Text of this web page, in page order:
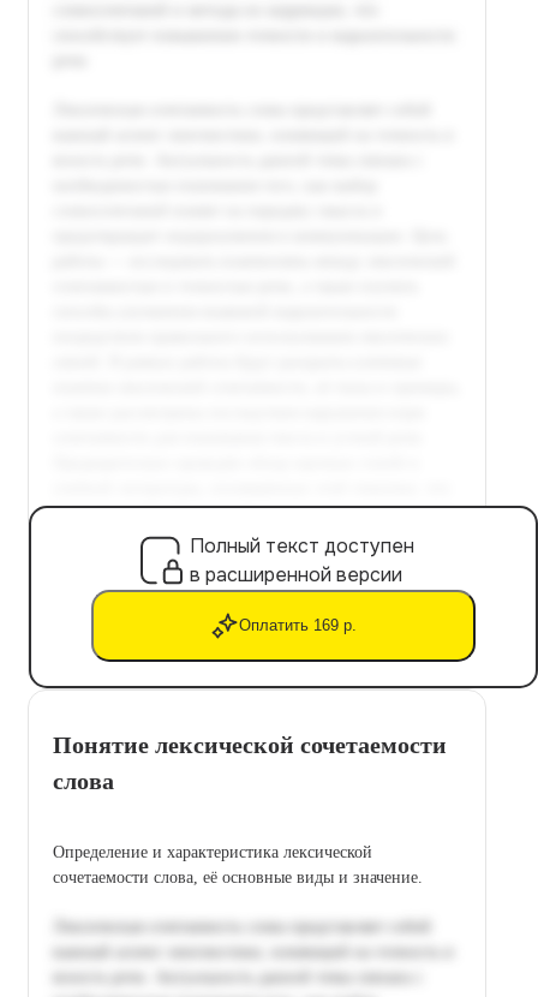
Полный текст доступен
в расширенной версии
Оплатить 169 р.
Понятие лексической сочетаемости
слова
Определение и характеристика лексической
сочетаемости слова, её основные виды и значение.